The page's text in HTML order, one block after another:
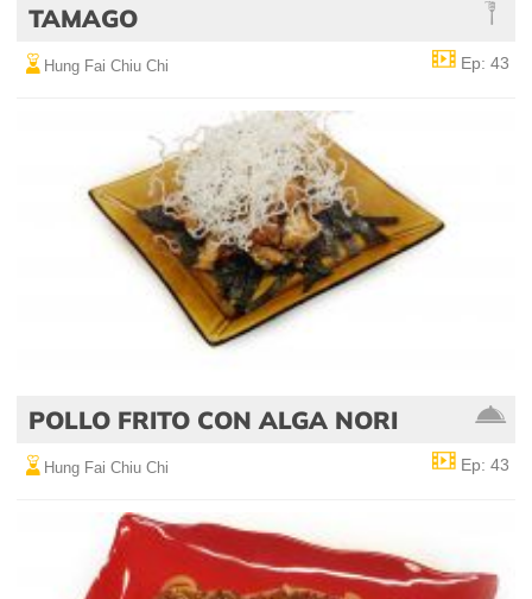
TAMAGO
Hung Fai Chiu Chi Ep: 43
POLLO FRITO CON ALGA NORI
Hung Fai Chiu Chi Ep: 43